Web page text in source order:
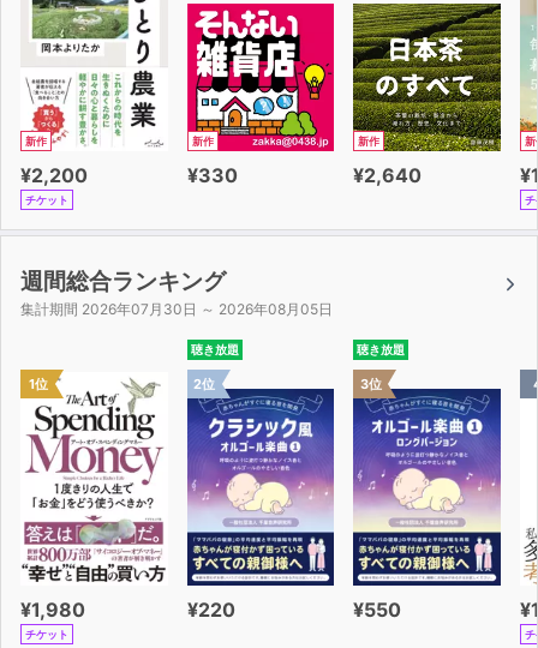
「リーダーシップがない・・・」そんな悩みも、この本が
解消してくれることでしょう。
そもそも、そんなことを考える必要がないのですから。
周りから推されるリーダーになるための方法を本書から学
一歩を歩み始めてください。
新作
¥2,200
チケット
新作
¥330
新作
¥2,640
新
チ
週間総合ランキング
集計期間 2026年07月30日 ～ 2026年08月05日
1位
¥1,980
チケット
聴き放題
2位
¥220
聴き放題
3位
¥550
チ